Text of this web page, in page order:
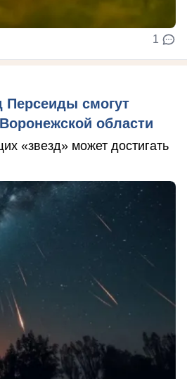
1
Персеиды смогут
области
«звезд» может достигать